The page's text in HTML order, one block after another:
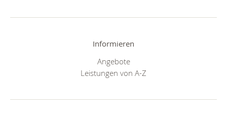
Informieren
Angebote
Leistungen von A-Z